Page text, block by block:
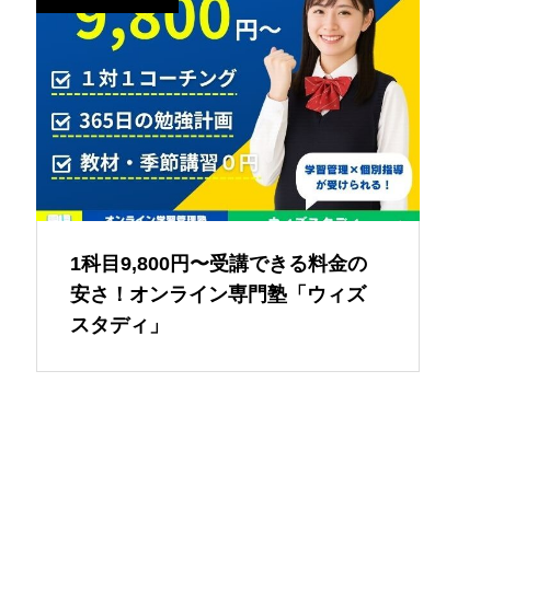
1科目9,800円〜受講できる料金の
安さ！オンライン専門塾「ウィズ
スタディ」